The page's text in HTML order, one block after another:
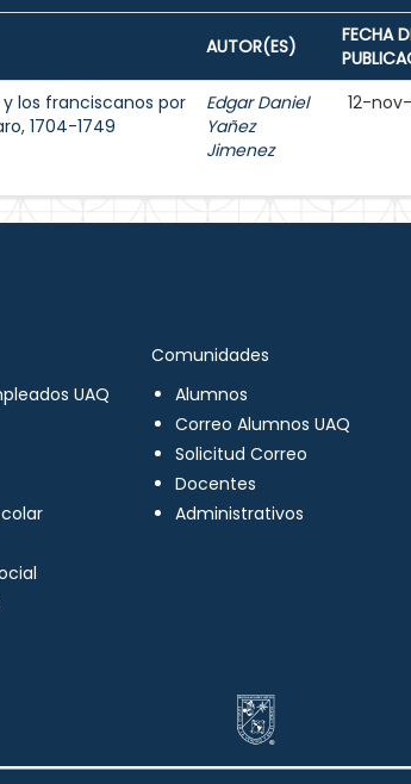
AUTOR(ES)
FECHA
los franciscanos por
1704-1749
Edgar Daniel
Yañez
Jimenez
12-
UAQ
Comunidades
Alumnos
Correo Alumnos UAQ
Solicitud Correo
Docentes
Administrativos